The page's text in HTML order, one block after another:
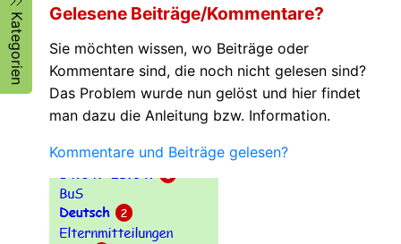
Kategorien Gelesene Beiträge/Kommentare?
Sie möchten wissen, wo Beiträge oder
Kommentare sind, die noch nicht gelesen sind?
Das Problem wurde nun gelöst und hier findet
man dazu die Anleitung bzw. Information.
Kommentare und Beiträge gelesen?